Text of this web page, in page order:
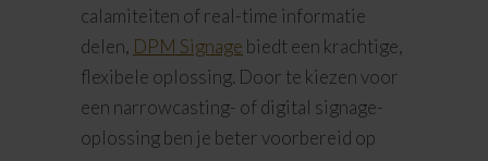
calamiteiten of real-time informatie
delen, DPM Signage biedt een krachtige,
flexibele oplossing. Door te kiezen voor
een narrowcasting- of digital signage-
oplossing ben je beter voorbereid op